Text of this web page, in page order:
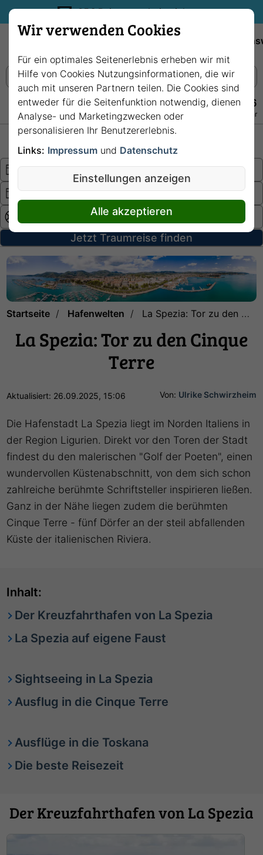
35€ Reisegutschein sichern.
+49 228 3875 7256
Persönlich · Kostenlos · Täglich 08–22 Uhr
Jetzt Traumreise finden
Startseite Hafenwelten La Spezia: Tor zu den Cinque Terre
La Spezia: Tor zu den Cinque
Terre
Von: Ulrike Schwirzheim
Aktualisiert: 26.09.2025, 15:06
Die Hafenstadt La Spezia liegt im Norden Italiens in
der Region Ligurien. Direkt vor den Toren der Stadt
findest du den malerischen "Golf der Poeten", einen
wundervollen Küstenabschnitt, von dem sich schon
zahlreiche berühmte Schriftsteller inspirieren ließen.
Ganz in der Nähe liegen zudem die berühmten
Cinque Terre - fünf Dörfer an der steil abfallenden
Küste der italienischen Riviera.
Inhalt:
Der Kreuzfahrthafen von La Spezia
La Spezia auf eigene Faust
Sightseeing in La Spezia
Ausflug in die Cinque Terre
Ausflüge in die Toskana
Die beste Reisezeit
Der Kreuzfahrthafen von La Spezia
Wir verwenden Cookies
Für ein optimales Seitenerlebnis erheben wir mit
Hilfe von Cookies Nutzungsinformationen, die wir
auch mit unseren Partnern teilen. Die Cookies sind
entweder für die Seitenfunktion notwendig, dienen
Analyse- und Marketingzwecken oder
personalisieren Ihr Benutzererlebnis.
Links: Impressum und Datenschutz
Einstellungen anzeigen
Alle akzeptieren